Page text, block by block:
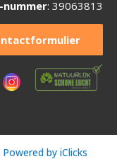
nummer: 39063813
Powered by iClicks